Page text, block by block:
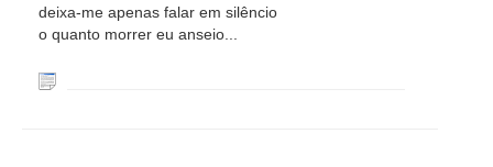
deixa-me apenas falar em silêncio
o quanto morrer eu anseio...